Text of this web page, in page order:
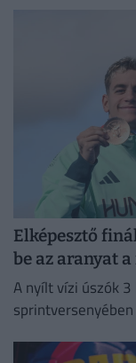
Elképesztő
be az aranyat
A nyílt vízi úszók